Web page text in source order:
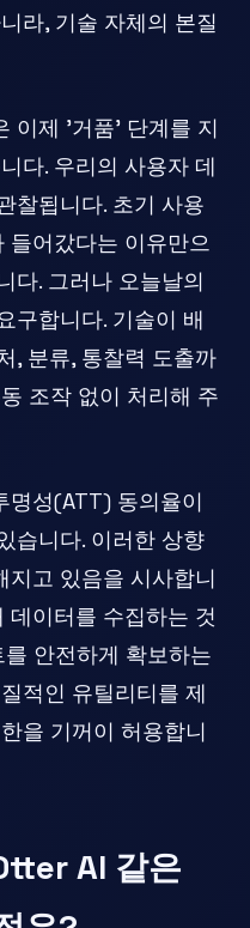
라, 기술 자체의 본질
이제 '거품' 단계를 지
다. 우리의 사용자 데
찰됩니다. 초기 사용
들어갔다는 이유만으
다. 그러나 오늘날의
구합니다. 기술이 배
, 분류, 통찰력 도출까
조작 없이 처리해 주
명성(ATT) 동의율이
습니다. 이러한 상향
지고 있음을 시사합니
데이터를 수집하는 것
안전하게 확보하는
적인 유틸리티를 제
을 기꺼이 허용합니
AI 같은